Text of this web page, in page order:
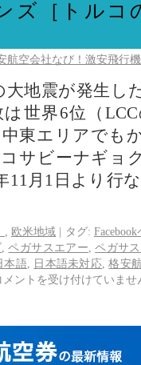
ズ［トルコ
航空会社なび！激安飛行
地震が発生し
世界6位（
東エリアでも
サビーナギョ
11月1日より行
欧米地域 | タグ:
,ペガサスエアー ,ペガサ
本語, 日本語未対応 ,格安
メントを受け付けていませ